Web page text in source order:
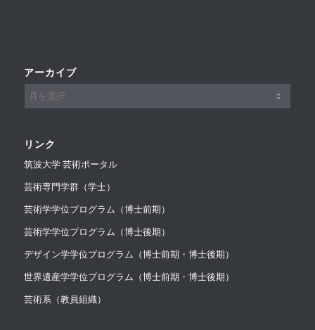
アーカイブ
リンク
筑波大学 芸術ポータル
芸術専門学群（学士）
芸術学学位プログラム（博士前期）
芸術学学位プログラム（博士後期）
デザイン学学位プログラム（博士前期・博士後期）
世界遺産学学位プログラム（博士前期・博士後期）
芸術系（教員組織）